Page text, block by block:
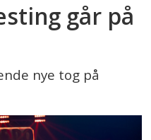
går på
nye tog på